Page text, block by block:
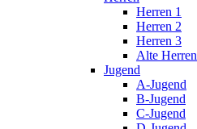
Herren 1
Herren 2
Herren 3
Alte Herren
Jugend
A-Jugend
B-Jugend
C-Jugend